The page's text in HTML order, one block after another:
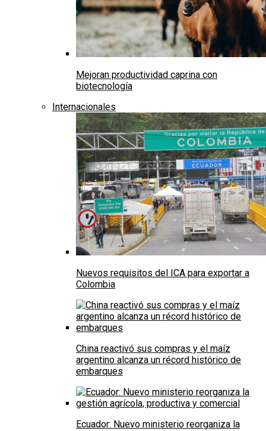
Mejoran productividad caprina con
biotecnología
Internacionales
Nuevos requisitos del ICA para exportar a
Colombia
China reactivó sus compras y el maíz
argentino alcanza un récord histórico de
embarques
Ecuador: Nuevo ministerio reorganiza la